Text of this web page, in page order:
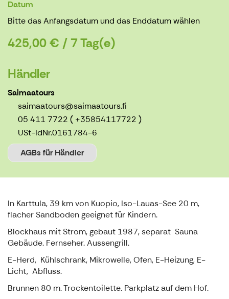
Datum
Bitte das Anfangsdatum und das Enddatum wählen
425,00 € / 7 Tag(e)
Händler
Saimaatours
saimaatours@saimaatours.fi
05 411 7722 ( +35854117722 )
USt-IdNr.0161784-6
AGBs für Händler
In Karttula, 39 km von Kuopio, Iso-Lauas-See 20 m,
flacher Sandboden geeignet für Kindern.
Blockhaus mit Strom, gebaut 1987, separat Sauna
Gebäude. Fernseher. Aussengrill.
E-Herd, Kühlschrank, Mikrowelle, Ofen, E-Heizung, E-
Licht, Abfluss.
Brunnen 80 m. Trockentoilette. Parkplatz auf dem Hof.